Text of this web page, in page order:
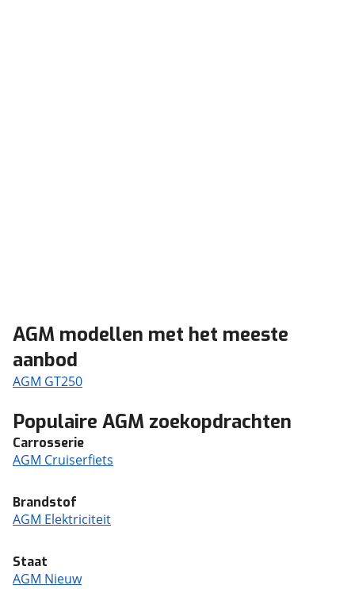
AGM modellen met het meeste
aanbod
AGM GT250
Populaire AGM zoekopdrachten
Carrosserie
AGM Cruiserfiets
Brandstof
AGM Elektriciteit
Staat
AGM Nieuw